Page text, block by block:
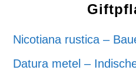
Nicotiana rustica –
Datura metel –